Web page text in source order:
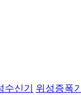
수신기 위성증폭기